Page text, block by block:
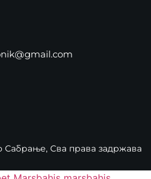
Сабрање, Сва права задржава